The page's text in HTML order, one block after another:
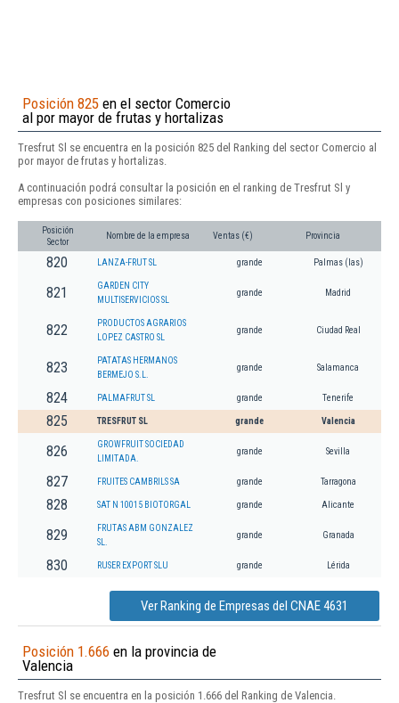
Posición 825 en el sector Comercio
al por mayor de frutas y hortalizas
Tresfrut Sl se encuentra en la posición 825 del Ranking del sector Comercio al
por mayor de frutas y hortalizas.
A continuación podrá consultar la posición en el ranking de Tresfrut Sl y
empresas con posiciones similares:
Posición
Sector
Nombre de la empresa Ventas (€) Provincia
820 LANZA-FRUT SL grande Palmas (las)
821
GARDEN CITY
MULTISERVICIOS SL
grande Madrid
822
PRODUCTOS AGRARIOS
LOPEZ CASTRO SL
grande Ciudad Real
823
PATATAS HERMANOS
BERMEJO S.L.
grande Salamanca
824 PALMAFRUT SL grande Tenerife
825 TRESFRUT SL grande Valencia
826
GROWFRUIT SOCIEDAD
LIMITADA.
grande Sevilla
827 FRUITES CAMBRILS SA grande Tarragona
828 SAT N 10015 BIOTORGAL grande Alicante
829
FRUTAS ABM GONZALEZ
SL.
grande Granada
830 RUSER EXPORT SLU grande Lérida
Ver Ranking de Empresas del CNAE 4631
Posición 1.666 en la provincia de
Valencia
Tresfrut Sl se encuentra en la posición 1.666 del Ranking de Valencia.